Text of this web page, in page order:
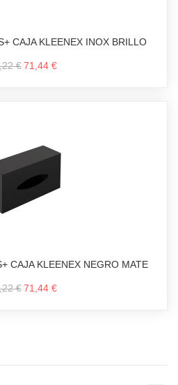
CAJA KLEENEX INOX BRILLO
€ 71,44 €
CAJA KLEENEX NEGRO MATE
€ 71,44 €